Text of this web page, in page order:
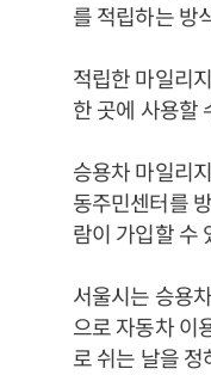
를 적립하는 방
적립한 마일리
한 곳에 사용할
승용차 마일리
동주민센터를
람이 가입할 수
서울시는 승용
으로 자동차 이
로 쉬는 날을